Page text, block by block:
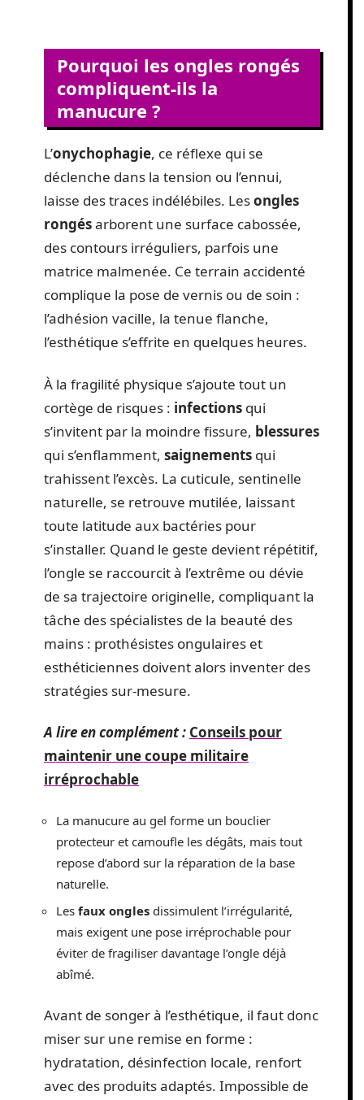
Pourquoi les ongles rongés
compliquent-ils la
manucure ?
L’onychophagie, ce réflexe qui se
déclenche dans la tension ou l’ennui,
laisse des traces indélébiles. Lesongles
rongésarborent une surface cabossée,
des contours irréguliers, parfois une
matrice malmenée. Ce terrain accidenté
complique la pose de vernis ou de soin :
l’adhésion vacille, la tenue flanche,
l’esthétique s’effrite en quelques heures.
À la fragilité physique s’ajoute tout un
cortège de risques : infections qui
s’invitent par la moindre fissure, blessures
qui s’enflamment, saignements qui
trahissent l’excès. La cuticule, sentinelle
naturelle, se retrouve mutilée, laissant
toute latitude aux bactéries pour
s’installer. Quand le geste devient répétitif,
l’ongle se raccourcit à l’extrême ou dévie
de sa trajectoire originelle, compliquant la
tâche des spécialistes de la beauté des
mains : prothésistes ongulaires et
esthéticiennes doivent alors inventer des
stratégies sur-mesure.
A lire en complément : Conseils pour
maintenir une coupe militaire
irréprochable
La manucure au gel forme un bouclier
protecteur et camoufle les dégâts, mais tout
repose d’abord sur la réparation de la base
naturelle.
Les faux ongles dissimulent l’irrégularité,
mais exigent une pose irréprochable pour
éviter de fragiliser davantage l’ongle déjà
abîmé.
Avant de songer à l’esthétique, il faut donc
miser sur une remise en forme :
hydratation, désinfection locale, renfort
avec des produits adaptés. Impossible de